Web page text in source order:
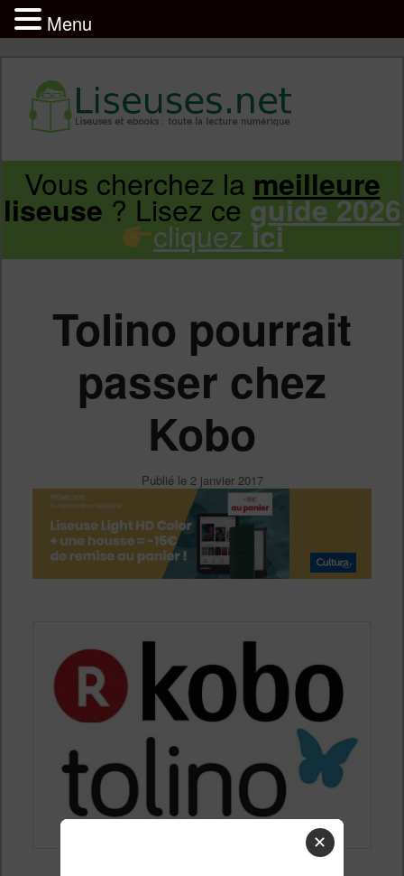
Infos sur les liseuses Kindle, Kobo,
Vivlio, Pocketbook
Aller
principal
Aller
secondaire
Vous cherchez la meilleure
liseuse? Lisez ceguide 2026
cliquez ici
Tolino pourrait
passer chez
Kobo
Publié le 2 janvier 2017
✕
Menu